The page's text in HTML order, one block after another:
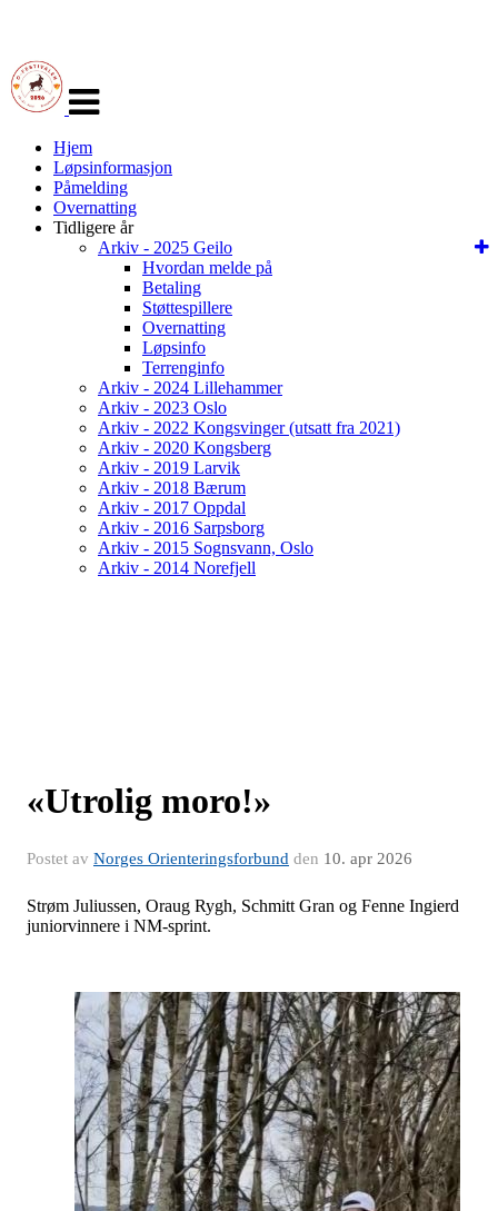
navigasjon
Hjem
Løpsinformasjon
Påmelding
Overnatting
Tidligere år
Arkiv - 2025 Geilo
Hvordan melde på
Betaling
Støttespillere
Overnatting
Løpsinfo
Terrenginfo
Arkiv - 2024 Lillehammer
Arkiv - 2023 Oslo
Arkiv - 2022 Kongsvinger (utsatt fra 2021)
Arkiv - 2020 Kongsberg
Arkiv - 2019 Larvik
Arkiv - 2018 Bærum
Arkiv - 2017 Oppdal
Arkiv - 2016 Sarpsborg
Arkiv - 2015 Sognsvann, Oslo
Arkiv - 2014 Norefjell
«Utrolig moro!»
Postet av Norges Orienteringsforbund den 10. apr 2026
Strøm Juliussen, Oraug Rygh, Schmitt Gran og Fenne Ingierd
juniorvinnere i NM-sprint.